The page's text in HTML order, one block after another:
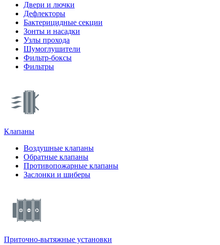
Двери и лючки
Дефлекторы
Бактерицидные секции
Зонты и насадки
Узлы прохода
Шумоглушители
Фильтр-боксы
Фильтры
Клапаны
Воздушные клапаны
Обратные клапаны
Противопожарные клапаны
Заслонки и шиберы
Приточно-вытяжные установки